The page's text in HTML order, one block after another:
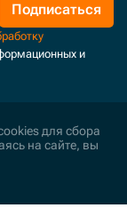
Подписаться
и
для сбора
на сайте, вы